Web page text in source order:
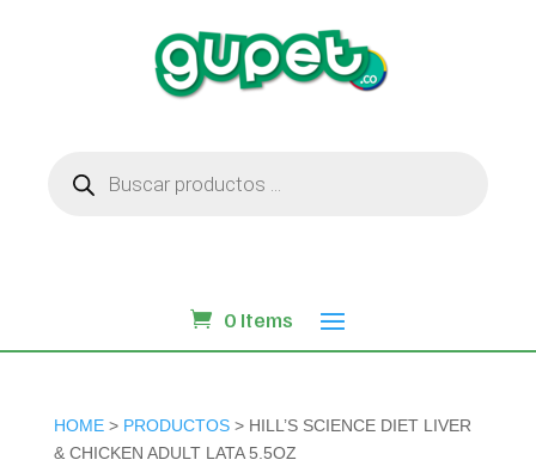
productos
0 Items
HOME> PRODUCTOS> HILL’S SCIENCE DIET LIVER
& CHICKEN ADULT LATA 5.5OZ